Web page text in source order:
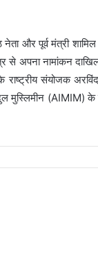
और पूर्व मंत्री शामिल
से अपना नामांकन
संयोजक
मुस्लिमीन (AIMIM)